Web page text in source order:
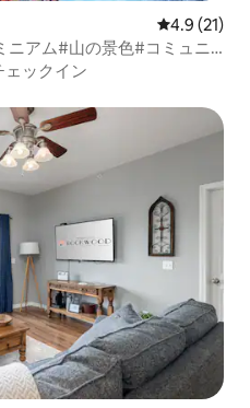
レビュー21
4.9 (21)
ニアム#山の景色#コミュニ
ェックイン